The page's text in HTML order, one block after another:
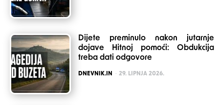
Dijete preminulo nakon jutarnje
dojave Hitnoj pomoći: Obdukcija
treba dati odgovore
POSTED
DNEVNIK.IN 29. LIPNJA 2026.